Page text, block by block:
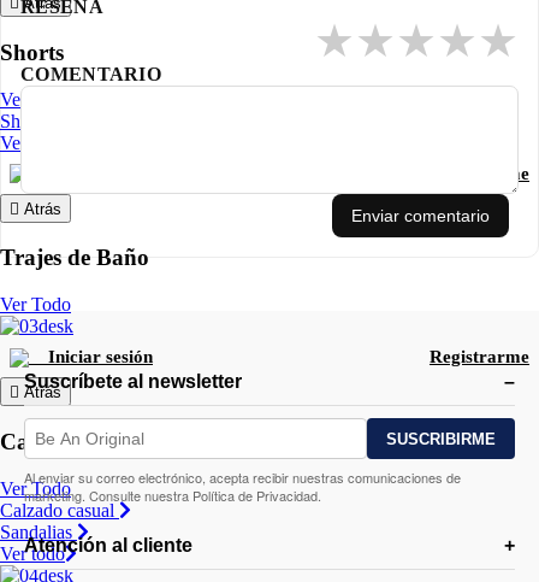
Shorts
Ver Todo
Shorts
Ver todo
Registrarme
Atrás
Trajes de Baño
Ver Todo
Iniciar sesión Registrarme
Atrás
Calzado
Ver Todo
Calzado casual
Sandalias
Ver todo
RESEÑA
★
★
★
★
★
COMENTARIO
Enviar comentario
Suscríbete al newsletter
Al enviar su correo electrónico, acepta recibir nuestras comunicaciones de
marketing. Consulte nuestra Política de Privacidad.
Atención al cliente